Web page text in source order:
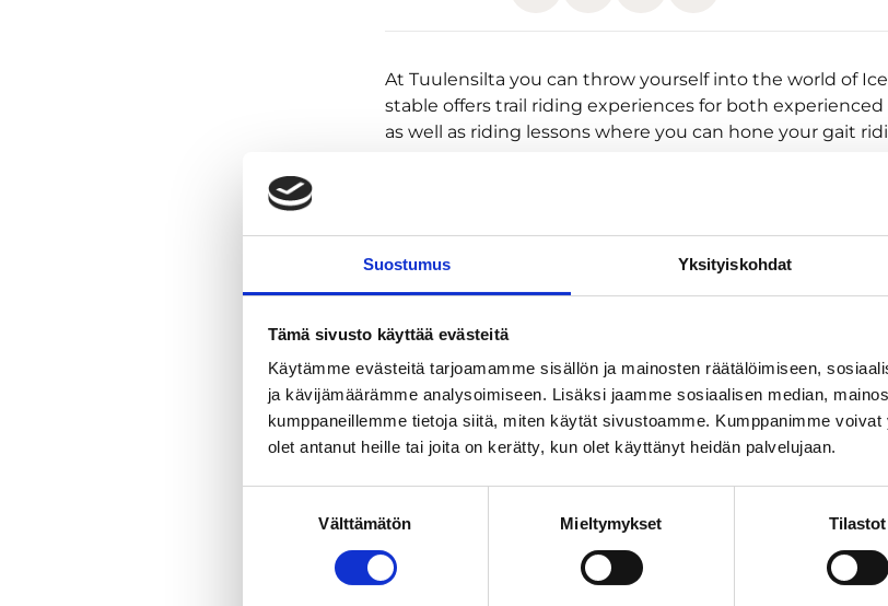
Suostumus Yksityiskohdat
Tämä sivusto käyttää evästeitä
Käytämme evästeitä tarjoamamme sisällön ja mainosten räätälöimiseen,
ja kävijämäärämme analysoimiseen. Lisäksi jaamme sosiaalisen median,
kumppaneillemme tietoja siitä, miten käytät sivustoamme. Kumppanimme
olet antanut heille tai joita on kerätty, kun olet käyttänyt heidän palvelujaan.
Välttämätön Mieltymykset Tilastot
At Tuulensilta you can throw yourself into the world of
stable offers trail riding experiences for both
as well as riding lessons where you can hone your gait